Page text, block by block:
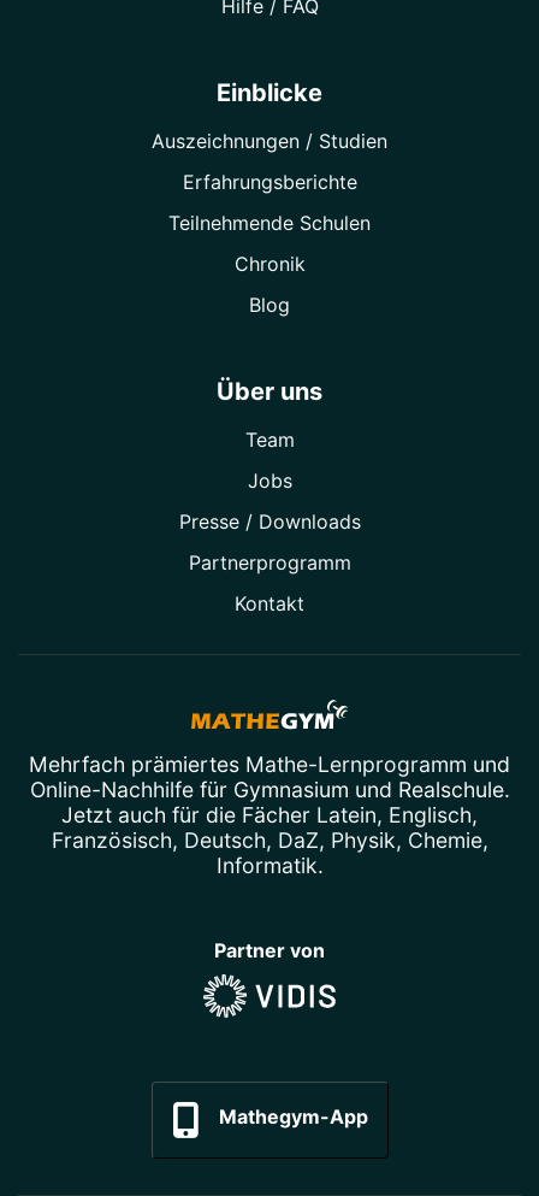
Hilfe / FAQ
Einblicke
Auszeichnungen / Studien
Erfahrungsberichte
Teilnehmende Schulen
Chronik
Blog
Über uns
Team
Jobs
Presse / Downloads
Partner­programm
Kontakt
Mehrfach prämiertes Mathe-Lernprogramm und
Online-Nachhilfefür Gymnasium und Realschule.
Jetzt auch für die Fächer Latein, Englisch,
Französisch, Deutsch, DaZ, Physik, Chemie,
Informatik.
Partner von
Mathegym-App